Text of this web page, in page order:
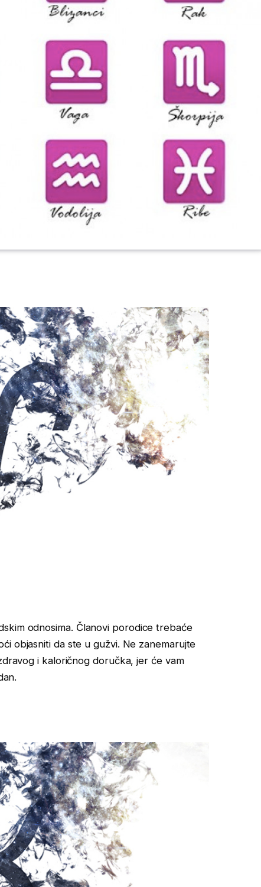
odnosima. Članovi porodice trebaće
objasniti da ste u gužvi. Ne zanemarujte
i kaloričnog doručka, jer će vam